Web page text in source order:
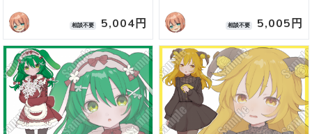
相談不要 5,004円 相談不要 5,005円